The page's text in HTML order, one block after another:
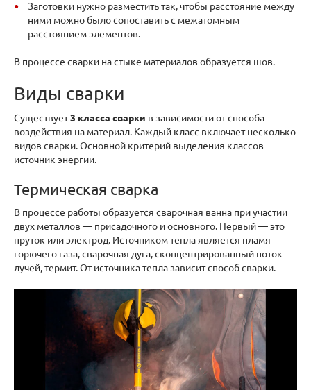
Заготовки нужно разместить так, чтобы расстояние между
ними можно было сопоставить с межатомным
расстоянием элементов.
В процессе сварки на стыке материалов образуется шов.
Виды сварки
Существует3 класса сварки в зависимости от способа
воздействия на материал. Каждый класс включает несколько
видов сварки. Основной критерий выделения классов —
источник энергии.
Термическая сварка
В процессе работы образуется сварочная ванна при участии
двух металлов — присадочного и основного. Первый — это
пруток или электрод. Источником тепла является пламя
горючего газа, сварочная дуга, сконцентрированный поток
лучей, термит. От источника тепла зависит способ сварки.